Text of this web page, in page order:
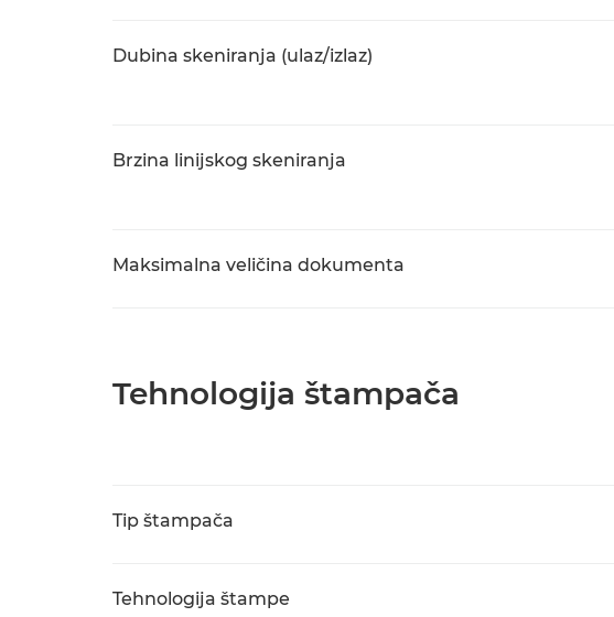
Dubina skeniranja (ulaz/izlaz)
Brzina linijskog skeniranja
Maksimalna veličina dokumenta
Tehnologija štampača
Tip štampača
Tehnologija štampe